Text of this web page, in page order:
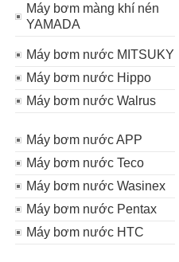
Máy bơm màng khí nén
YAMADA
Máy bơm nước MITSUKY
Máy bơm nước Hippo
Máy bơm nước Walrus
Máy bơm nước APP
Máy bơm nước Teco
Máy bơm nước Wasinex
Máy bơm nước Pentax
Máy bơm nước HTC